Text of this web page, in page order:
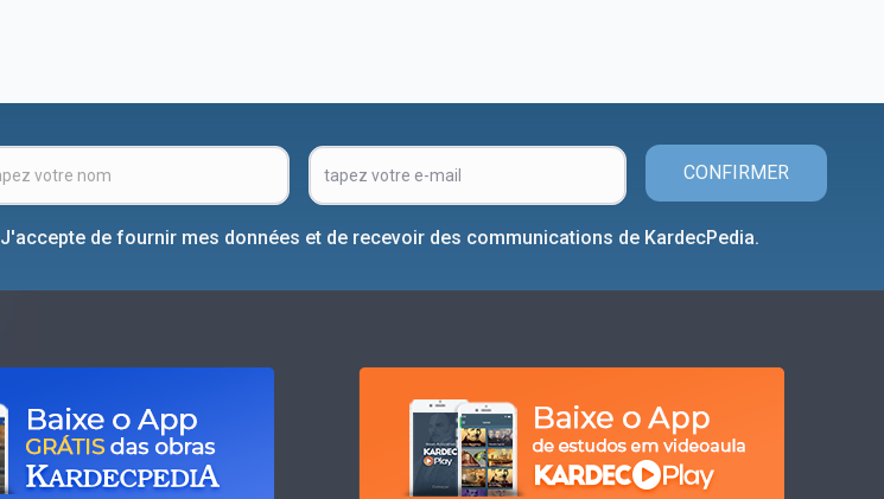
CONFIRMER
J'accepte de fournir mes données et de recevoir des communications de KardecPedia.